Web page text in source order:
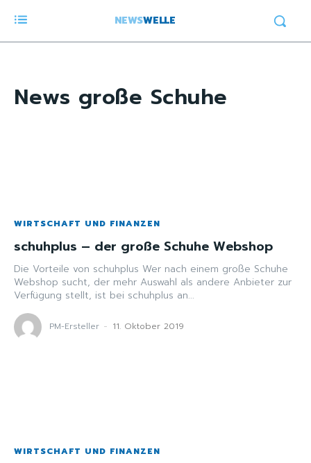
NEWSWELLE
News große Schuhe
WIRTSCHAFT UND FINANZEN
schuhplus – der große Schuhe Webshop
Die Vorteile von schuhplus Wer nach einem große Schuhe
Webshop sucht, der mehr Auswahl als andere Anbieter zur
Verfügung stellt, ist bei schuhplus an...
PM-Ersteller - 11. Oktober 2019
WIRTSCHAFT UND FINANZEN